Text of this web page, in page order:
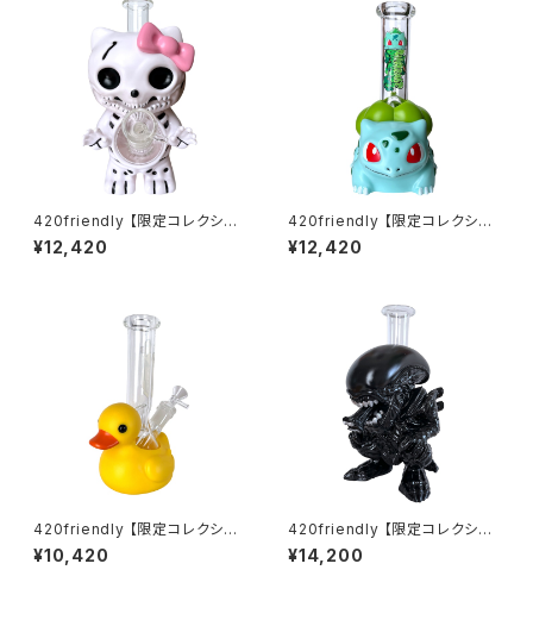
420friendly 【限定コレクショ
ン】Skull Cat Bong / スカルキ
ャットボング（約22cm）
¥12,420
420friendly 【限定コレクショ
ン】Green Bud Monster Bon
g / グリーンバッドモンスターボ
¥12,420
420friendly 【限定コレクショ
ン】Yellow Rubber Duck Gla
ss Bong / イエロー ラバーダッ
¥10,420
420friendly 【限定コレクショ
ン】Alien Xenomorph Bong
- PVC & GLASS / エイリアン
¥14,200